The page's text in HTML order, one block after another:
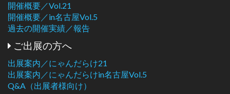
開催概要／Vol.21
開催概要／in名古屋Vol.5
過去の開催実績／報告
ご出展の方へ
出展案内／にゃんだらけ21
出展案内／にゃんだらけin名古屋Vol.5
Q&A（出展者様向け）